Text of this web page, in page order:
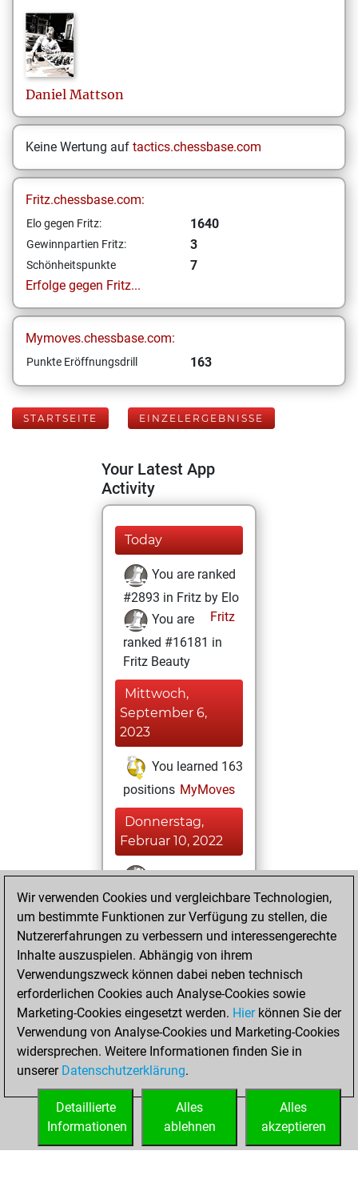
Daniel Mattson
Keine Wertung auf tactics.chessbase.com
Fritz.chessbase.com:
Elo gegen Fritz: 1640
Gewinnpartien Fritz: 3
Schönheitspunkte
7
Erfolge gegen Fritz...
Mymoves.chessbase.com:
Punkte Eröffnungsdrill 163
STARTSEITE EINZELERGEBNISSE
Your Latest App
Activity
Today
You are ranked
#2893 in Fritz by Elo
Fritz
You are
ranked #16181 in
Fritz Beauty
Mittwoch,
September 6,
2023
You learned 163
positions MyMoves
Donnerstag,
Februar 10, 2022
You won
against Fritz
Fritz
You achieved a
BeautyScore of 7
You achieved a
new Elo of 1640
Freitag,
Dezember 11, 2020
You created
your Fritz account
Wir verwenden Cookies und vergleichbare Technologien,
um bestimmte Funktionen zur Verfügung zu stellen, die
Nutzererfahrungen zu verbessern und interessengerechte
Inhalte auszuspielen. Abhängig von ihrem
Verwendungszweck können dabei neben technisch
erforderlichen Cookies auch Analyse-Cookies sowie
Marketing-Cookies eingesetzt werden. Hierkönnen Sie der
Verwendung von Analyse-Cookies und Marketing-Cookies
widersprechen. Weitere Informationen finden Sie in
unserer Datenschutzerklärung.
Alles
akzeptieren
Alles
ablehnen
Detaillierte
Informationen